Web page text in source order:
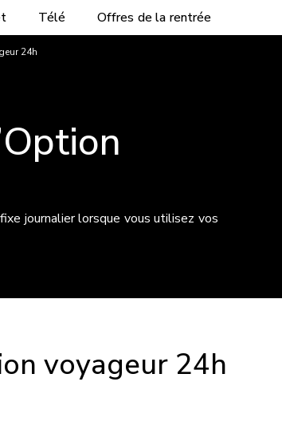
Télé Offres de la rentrée
24h
journalier lorsque vous utilisez vos
voyageur 24h